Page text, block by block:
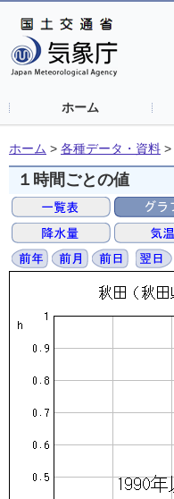
ホーム
ホーム > 各種データ・資料 >
１時間ごとの値